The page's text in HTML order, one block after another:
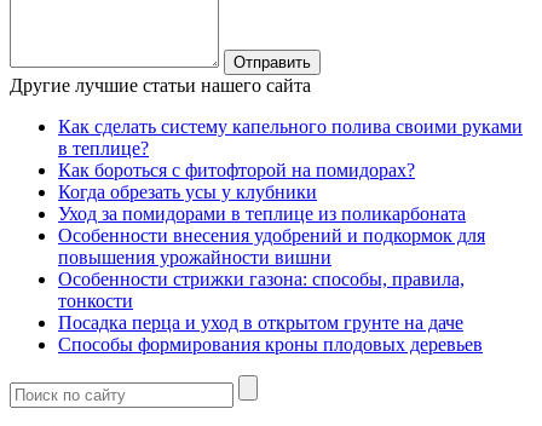
Другие лучшие статьи нашего сайта
Как сделать систему капельного полива своими руками
в теплице?
Как бороться с фитофторой на помидорах?
Когда обрезать усы у клубники
Уход за помидорами в теплице из поликарбоната
Особенности внесения удобрений и подкормок для
повышения урожайности вишни
Особенности стрижки газона: способы, правила,
тонкости
Посадка перца и уход в открытом грунте на даче
Способы формирования кроны плодовых деревьев